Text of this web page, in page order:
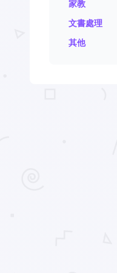
家教
文書處理
其他